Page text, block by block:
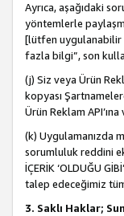
Ayrıca, aşağıdaki
yöntemlerle
[lütfen uygulanabilir
fazla bilgi”, son
(j) Siz veya Ürün
kopyası
Ürün Reklam
(k) Uygulamanızda
sorumluluk reddini
İÇERİK ‘OLDUĞU
talep edeceğimiz
3. Saklı Haklar;